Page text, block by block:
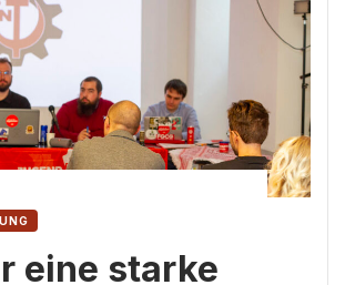
eine starke